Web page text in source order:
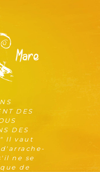
DES
DES
" Il vaut
ne se
de